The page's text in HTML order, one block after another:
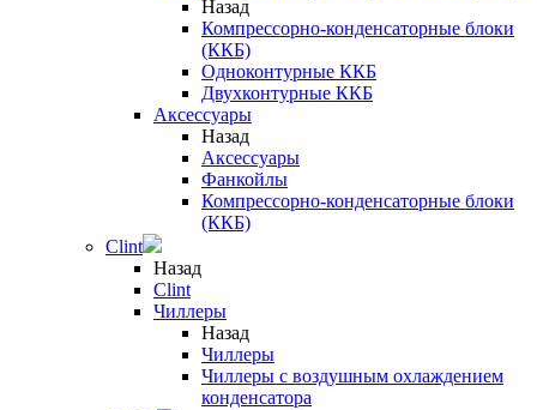
Назад
Компрессорно-конденсаторные блоки
(ККБ)
Одноконтурные ККБ
Двухконтурные ККБ
Аксессуары
Назад
Аксессуары
Фанкойлы
Компрессорно-конденсаторные блоки
(ККБ)
Clint
Назад
Clint
Чиллеры
Назад
Чиллеры
Чиллеры с воздушным охлаждением
конденсатора